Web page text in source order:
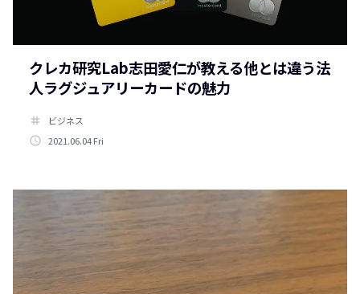
クレカ研究Lab志田愛仁が教える他とは違う法
人ラグジュアリーカードの魅力
tag
ビジネス
access_time 2021.06.04 Fri